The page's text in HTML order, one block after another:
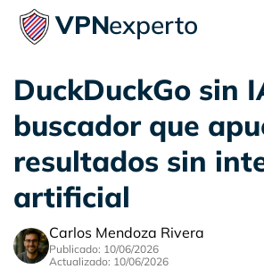
VPNexperto
DuckDuckGo sin
buscador que
resultados sin
artificial
Carlos Mendoza Rivera
Publicado: 10/06/2026
Actualizado: 10/06/2026